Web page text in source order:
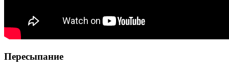
Пересыпание